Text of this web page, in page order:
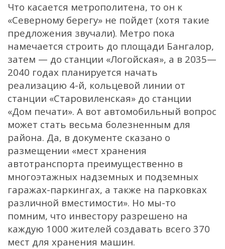
Что касается метрополитена, то он к
«Северному берегу» не пойдет (хотя такие
предложения звучали). Метро пока
намечается строить до площади Бангалор,
затем — до станции «Логойская», а в 2035—
2040 годах планируется начать
реализацию 4-й, кольцевой линии от
станции «Старовиленская» до станции
«Дом печати». А вот автомобильный вопрос
может стать весьма болезненным для
района. Да, в документе сказано о
размещении «мест хранения
автотранспорта преимущественно в
многоэтажных надземных и подземных
гаражах-паркингах, а также на парковках
различной вместимости». Но мы-то
помним, что инвестору разрешено на
каждую 1000 жителей создавать всего 370
мест для хранения машин.